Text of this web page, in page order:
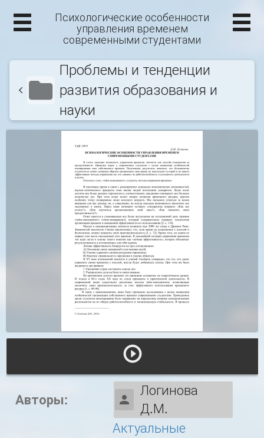
Психологические особенности
управления временем
современными студентами
Проблемы и тенденции
развития образования и
науки
Авторы:
Логинова
Д.М.
Актуальные